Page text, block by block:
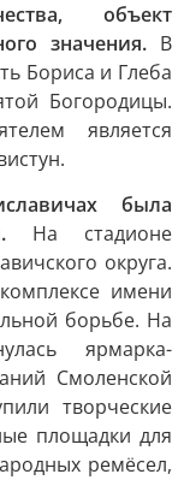
объект
значения. В
Бориса и Глеба
Богородицы.
является
была
На стадионе
округа.
имени
борьбе. На
ярмарка-
Смоленской
творческие
площадки для
ремёсел,